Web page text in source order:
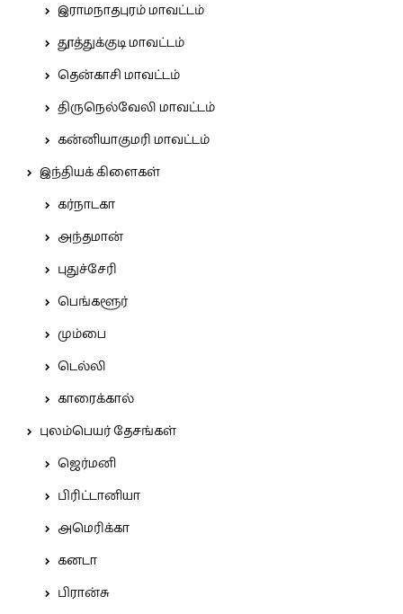
இராமநாதபுரம் மாவட்டம்
தூத்துக்குடி மாவட்டம்
தென்காசி மாவட்டம்
திருநெல்வேலி மாவட்டம்
கன்னியாகுமரி மாவட்டம்
இந்தியக் கிளைகள்
கர்நாடகா
அந்தமான்
புதுச்சேரி
பெங்களூர்
மும்பை
டெல்லி
காரைக்கால்
புலம்பெயர் தேசங்கள்
ஜெர்மனி
பிரிட்டானியா
அமெரிக்கா
கனடா
பிரான்சு